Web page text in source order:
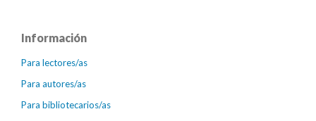
Información
Para lectores/as
Para autores/as
Para bibliotecarios/as